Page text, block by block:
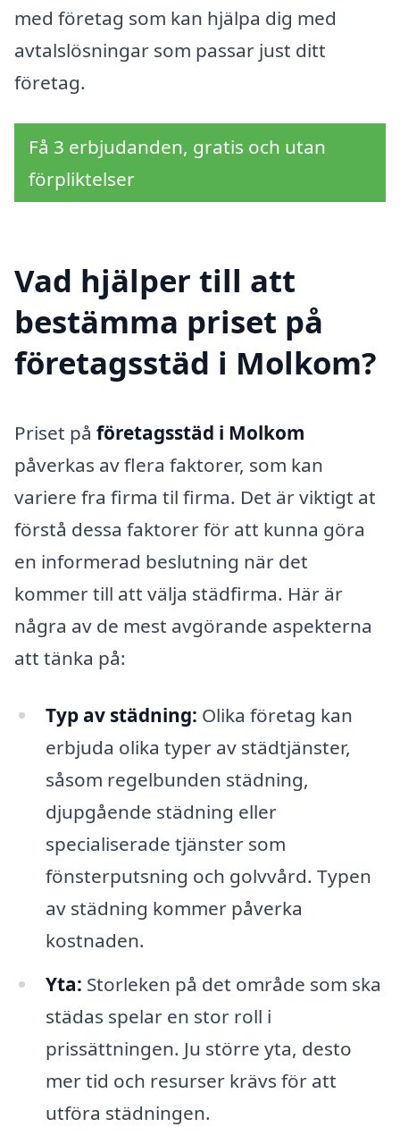
med företag som kan hjälpa dig med
avtalslösningar som passar just ditt
företag.
Få 3 erbjudanden, gratis och utan
förpliktelser
Vad hjälper till att
bestämma priset på
företagsstäd i Molkom?
Priset på företagsstäd i Molkom
påverkas av flera faktorer, som kan
variere fra firma til firma. Det är viktigt at
förstå dessa faktorer för att kunna göra
en informerad beslutning när det
kommer till att välja städfirma. Här är
några av de mest avgörande aspekterna
att tänka på:
Typ av städning: Olika företag kan
erbjuda olika typer av städtjänster,
såsom regelbunden städning,
djupgående städning eller
specialiserade tjänster som
fönsterputsning och golvvård. Typen
av städning kommer påverka
kostnaden.
Yta: Storleken på det område som ska
städas spelar en stor roll i
prissättningen. Ju större yta, desto
mer tid och resurser krävs för att
utföra städningen.